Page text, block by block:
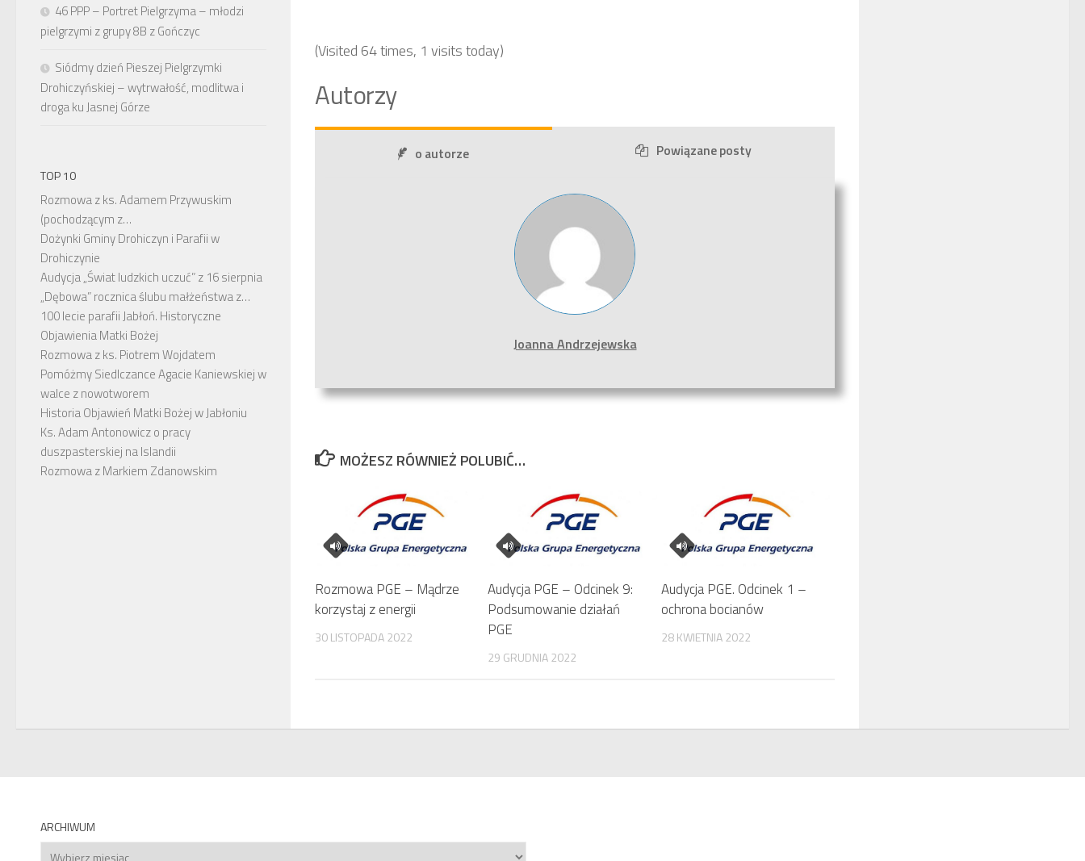
(Visited 64 times, 1 visits today)
Autorzy
o autorze Powiązane posty
Joanna Andrzejewska
MOŻESZ RÓWNIEŻ POLUBIĆ…
Rozmowa PGE – Mądrze
korzystaj z energii
30 LISTOPADA 2022
Audycja PGE – Odcinek 9:
Podsumowanie działań
PGE
29 GRUDNIA 2022
Audycja PGE. Odcinek 1 –
ochrona bocianów
28 KWIETNIA 2022
46 PPP – Portret Pielgrzyma – młodzi
pielgrzymi z grupy 8B z Gończyc
Siódmy dzień Pieszej Pielgrzymki
Drohiczyńskiej – wytrwałość, modlitwa i
droga ku Jasnej Górze
TOP 10
Rozmowa z ks. Adamem Przywuskim
(pochodzącym z…
Dożynki Gminy Drohiczyn i Parafii w
Drohiczynie
Audycja „Świat ludzkich uczuć” z 16 sierpnia
„Dębowa” rocznica ślubu małżeństwa z…
100 lecie parafii Jabłoń. Historyczne
Objawienia Matki Bożej
Rozmowa z ks. Piotrem Wojdatem
Pomóżmy Siedlczance Agacie Kaniewskiej w
walce z nowotworem
Historia Objawień Matki Bożej w Jabłoniu
Ks. Adam Antonowicz o pracy
duszpasterskiej na Islandii
Rozmowa z Markiem Zdanowskim
ARCHIWUM
Archiwum